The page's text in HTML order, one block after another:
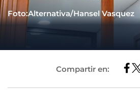
Foto:Alternativa/Hansel Vasquez
Compartir en: